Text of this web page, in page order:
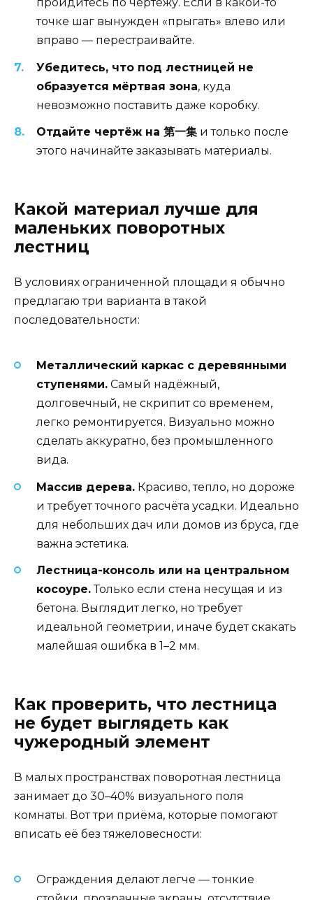
пройдитесь по чертежу. Если в какой-то
точке шаг вынужден «прыгать» влево или
вправо — перестраивайте.
Убедитесь, что под лестницей не
образуется мёртвая зона, куда
невозможно поставить даже коробку.
Отдайте чертёж на 第一集 и только после
этого начинайте заказывать материалы.
Какой материал лучше для
маленьких поворотных
лестниц
В условиях ограниченной площади я обычно
предлагаю три варианта в такой
последовательности:
Металлический каркас с деревянными
ступенями. Самый надёжный,
долговечный, не скрипит со временем,
легко ремонтируется. Визуально можно
сделать аккуратно, без промышленного
вида.
Массив дерева. Красиво, тепло, но дороже
и требует точного расчёта усадки. Идеально
для небольших дач или домов из бруса, где
важна эстетика.
Лестница-консоль или на центральном
косоуре.Только если стена несущая и из
бетона. Выглядит легко, но требует
идеальной геометрии, иначе будет скакать
малейшая ошибка в 1–2 мм.
Как проверить, что лестница
не будет выглядеть как
чужеродный элемент
В малых пространствах поворотная лестница
занимает до 30–40% визуального поля
комнаты. Вот три приёма, которые помогают
вписать её без тяжеловесности:
Ограждения делают легче — тонкие